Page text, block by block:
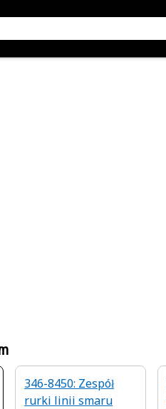
346-8450: Zespół
rurki linii smaru